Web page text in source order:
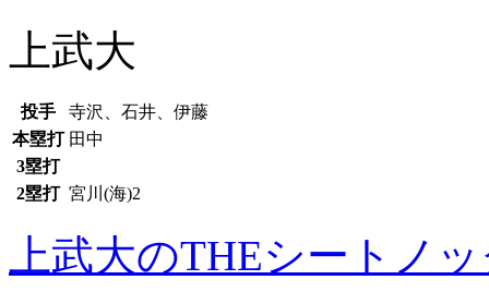
上武大
投手
寺沢、石井、伊藤
本塁打 田中
3塁打
2塁打 宮川(海)2
上武大のTHEシートノ